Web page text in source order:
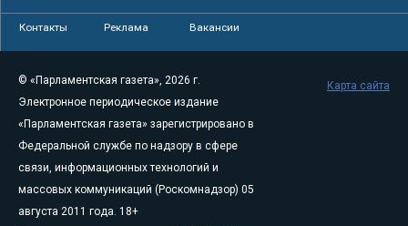
Контакты Реклама Вакансии
© «Парламентская газета», 2026 г.
Электронное периодическое издание
«Парламентская газета» зарегистрировано в
Федеральной службе по надзору в сфере
связи, информационных технологий и
массовых коммуникаций (Роскомнадзор) 05
августа 2011 года. 18+
Карта сайта